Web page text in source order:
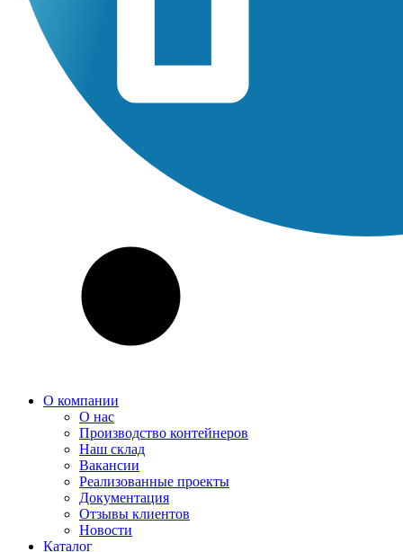
О компании
О нас
Производство контейнеров
Наш склад
Вакансии
Реализованные проекты
Документация
Отзывы клиентов
Новости
Каталог